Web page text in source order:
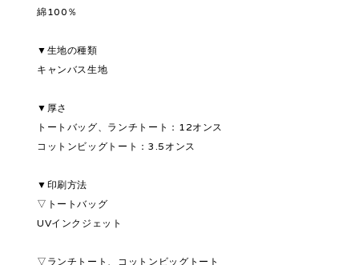
綿100％
▼生地の種類
キャンバス生地
▼厚さ
トートバッグ、ランチトート：12オンス
コットンビッグトート：3.5オンス
▼印刷方法
▽トートバッグ
UVインクジェット
▽ランチトート、コットンビッグトート